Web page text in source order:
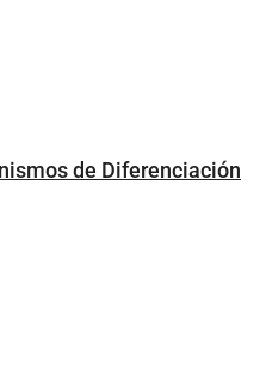
de Diferenciación